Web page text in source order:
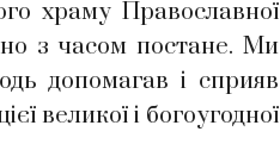
храму Православної
з часом постане. Ми
допомагав і сприяв
великої і богоугодної